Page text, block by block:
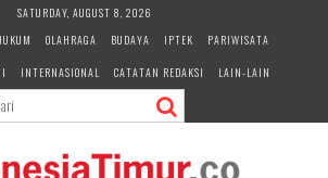
SATURDAY, AUGUST 8, 2026
OLAHRAGA BUDAYA IPTEK
PARIWISATA
INTERNASIONAL CATATAN REDAKSI LAIN-LAIN